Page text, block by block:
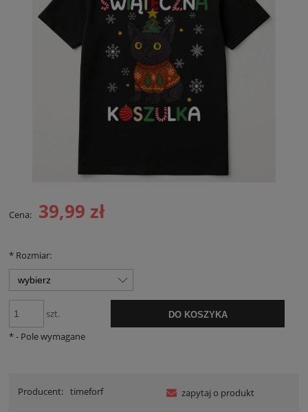
Cena: 39,99 zł
* Rozmiar:
szt. DO KOSZYKA
*- Pole wymagane
Producent: timeforf zapytaj o produkt